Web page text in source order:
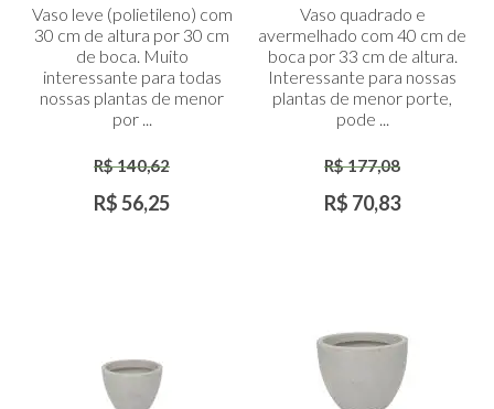
Carrinho
Vaso leve (polietileno) com
30 cm de altura por 30 cm
de boca. Muito
interessante para todas
nossas plantas de menor
por ...
R$ 140,62
R$ 56,25
CarrinhoVaso quadrado e
avermelhado com 40 cm de
boca por 33 cm de altura.
Interessante para nossas
plantas de menor porte,
pode ...
R$ 177,08
R$ 70,83